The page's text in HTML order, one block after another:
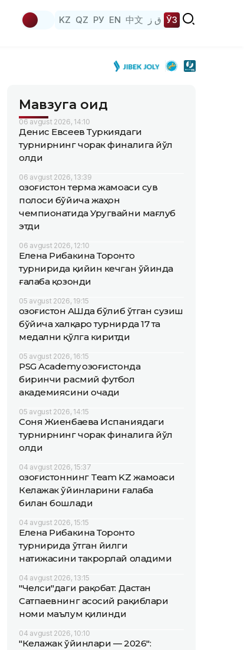
KZ QZ РУ EN 中文 ق ز ЎЗ
Мавзуга оид
06 avgust 2026, 14:10
Денис Евсеев Туркиядаги
турнирнинг чорак финалига йўл
олди
06 avgust 2026, 13:39
Қозоғистон терма жамоаси сув
полоси бўйича жаҳон
чемпионатида Уругвайни мағлуб
этди
06 avgust 2026, 12:10
Елена Рибакина Торонто
турнирида қийин кечган ўйинда
ғалаба қозонди
05 avgust 2026, 19:15
Қозоғистон АҚШда бўлиб ўтган сузиш
бўйича халқаро турнирда 17 та
медални қўлга киритди
05 avgust 2026, 16:15
PSG Academy Қозоғистонда
биринчи расмий футбол
академиясини очади
05 avgust 2026, 14:15
Соня Жиенбаева Испаниядаги
турнирнинг чорак финалига йўл
олди
04 avgust 2026, 15:37
Қозоғистоннинг Team KZ жамоаси
Келажак ўйинларини ғалаба
билан бошлади
04 avgust 2026, 15:15
Елена Рибакина Торонто
турнирида ўтган йилги
натижасини такрорлай оладими
04 avgust 2026, 13:15
"Челси"даги рақобат: Дастан
Сатпаевнинг асосий рақиблари
номи маълум қилинди
04 avgust 2026, 10:10
"Келажак ўйинлари — 2026":